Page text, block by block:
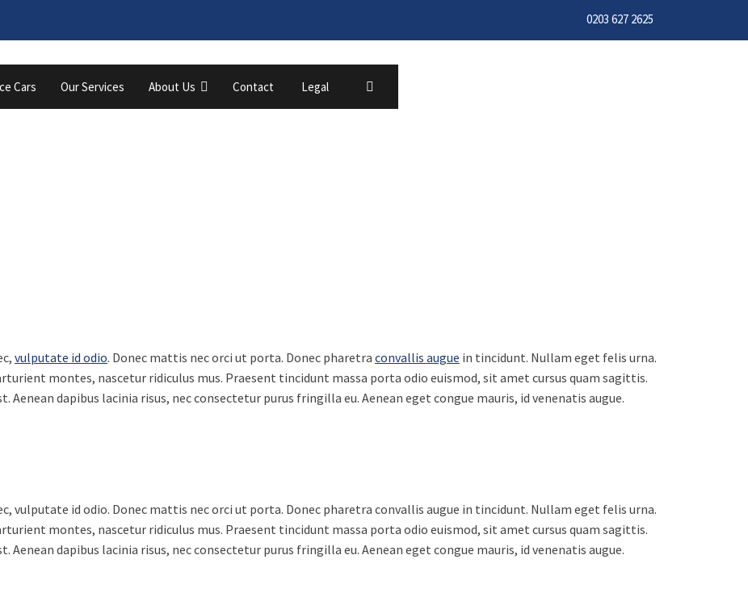
0203 627 2625
Cars Our Services About Us Contact Legal
vulputate id odio. Donec mattis nec orci ut porta. Donec pharetra convallis augue in tincidunt. Nullam eget felis urna.
montes, nascetur ridiculus mus. Praesent tincidunt massa porta odio euismod, sit amet cursus quam sagittis.
dapibus lacinia risus, nec consectetur purus fringilla eu. Aenean eget congue mauris, id venenatis augue.
vulputate id odio. Donec mattis nec orci ut porta. Donec pharetra convallis augue in tincidunt. Nullam eget felis urna.
montes, nascetur ridiculus mus. Praesent tincidunt massa porta odio euismod, sit amet cursus quam sagittis.
dapibus lacinia risus, nec consectetur purus fringilla eu. Aenean eget congue mauris, id venenatis augue.